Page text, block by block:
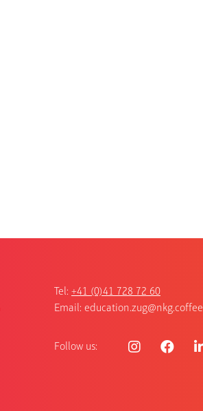
Tel: +41 (0)41 728 72 60
Email: education.zug@nkg.coffee
Follow us: